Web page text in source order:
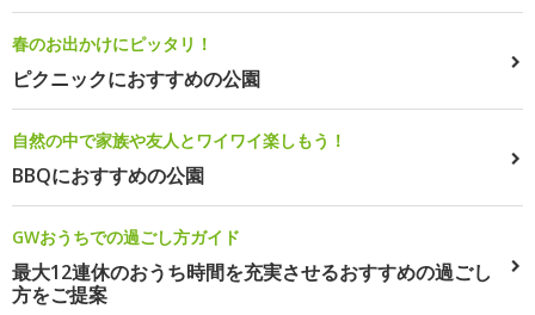
春のお出かけにピッタリ！
ピクニックにおすすめの公園
自然の中で家族や友人とワイワイ楽しもう！
BBQにおすすめの公園
GWおうちでの過ごし方ガイド
最大12連休のおうち時間を充実させるおすすめの過ごし
方をご提案